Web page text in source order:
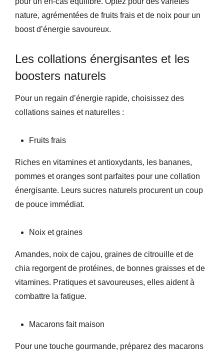
nature, agrémentées de fruits frais et de noix pour un
boost d’énergie savoureux.
Les collations énergisantes et les
boosters naturels
Pour un regain d’énergie rapide, choisissez des
collations saines et naturelles :
Fruits frais
Riches en vitamines et antioxydants, les bananes,
pommes et oranges sont parfaites pour une collation
énergisante. Leurs sucres naturels procurent un coup
de pouce immédiat.
Noix et graines
Amandes, noix de cajou, graines de citrouille et de
chia regorgent de protéines, de bonnes graisses et de
vitamines. Pratiques et savoureuses, elles aident à
combattre la fatigue.
Macarons fait maison
Pour une touche gourmande, préparez des macarons